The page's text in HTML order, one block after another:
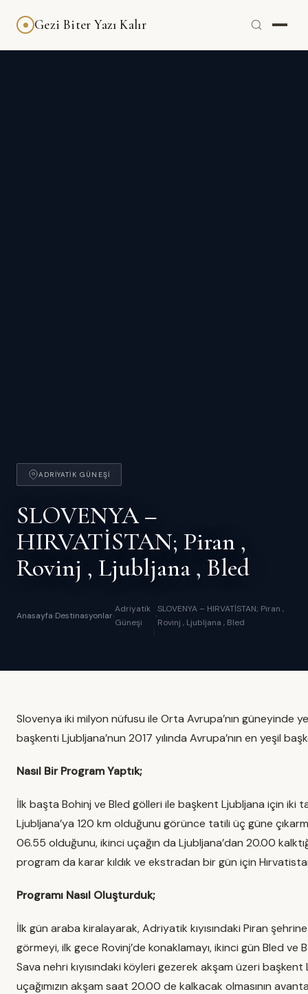
Gezi Biter Yazı Kalır
ADRIYATIK GÜNEŞI
SLOVENYA –
HIRVATİSTAN; Piran ,
Rovinj , Ljubljana , Bled
Anasayfa›Destinasyonlar›
Adriyatik
Güneşi
›
SLOVENYA – HIRVATİSTAN; Piran ,
Rovinj , Ljubljana , Bled
Slovenya iki milyon nüfusu ile Orta Avrupa’nın güneyinde
başkenti Ljubljana’nun 2017 yılında Avrupa’nın en yeşil
Nasıl Bir Program Yaptık;
İlk başta Bohinj ve Bled gölleri ile başkent Ljubljana için iki
Ljubljana’ya 120 km olduğunu görünce tatili üç güne
06.55 olduğunu, ikinci uçağın da Ljubljana’dan 20.00
program da karar kıldık ve ekstradan bir gün için
Programı Nasıl Oluşturduk;
İlk gün araba kiralayarak, Adriyatik kıyısındaki Piran
görmeyi, ilk gece Rovinj’de konaklamayı, ikinci gün Bled
Sava nehri kıyısındaki köyleri gezerek akşam üzeri
uçağımızın akşam saat 20.00 de kalkacak olmasının